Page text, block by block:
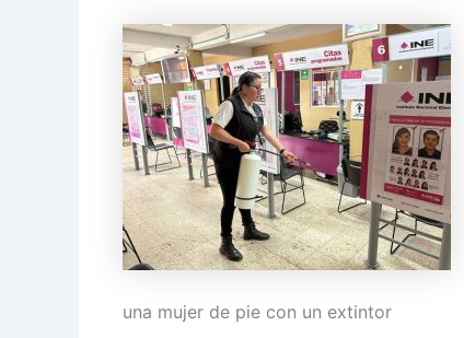
una mujer de pie con un extintor